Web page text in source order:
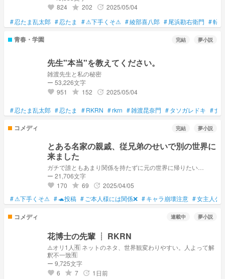
よ｡愛されっていうか癒しポジ｡ ⚠完全な自己満 設定は初めに
の下の方にあります｡ 背景関係ありません｡
favorite 824 grade 202 update 2025/05/04
#忍たま乱太郎 #忍たま #⚠下手くそ⚠ #綾部喜八郎 #尾浜勘右衛門 #転生
青春・学園 完結 夢小説
先生"本当"を教えてください。
雑渡先生と私の秘密
ー 53,226文字
favorite 951 grade 152 update 2025/05/04
#忍たま乱太郎 #忍たま #RKRN #rkrn #雑渡昆奈門 #タソガレドキ #女
コメディ 完結 夢小説
とある名家の親戚、従兄弟のせいで別の世界に
来ました
ガチで誰ともあまり関係を持たずに元の世界に帰りたい…
ー 21,706文字
favorite 170 grade 69 update 2025/04/05
#⚠下手くそ⚠ #🐢投稿 # ご本人様には関係❌ #キャラ崩壊注意 #女主人公
コメディ 連載中 夢小説
花博士の先輩 ┊ RKRN
⚠️オリ1人🈶 ネットのネタ、世界観変わりやすい。人よって解
釈不一致🈶
ー 9,725文字
favorite 6 grade 7 update 1日前